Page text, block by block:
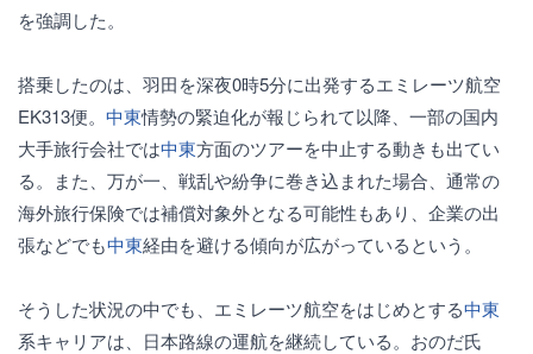
を強調した。
搭乗したのは、羽田を深夜0時5分に出発するエミレーツ航空
EK313便。 中東情勢の緊迫化が報じられて以降、一部の国内
大手旅行会社では中東方面のツアーを中止する動きも出てい
る。また、万が一、戦乱や紛争に巻き込まれた場合、通常の
海外旅行保険では補償対象外となる可能性もあり、企業の出
張などでも中東経由を避ける傾向が広がっているという。
そうした状況の中でも、エミレーツ航空をはじめとする中東
系キャリアは、日本路線の運航を継続している。おのだ氏